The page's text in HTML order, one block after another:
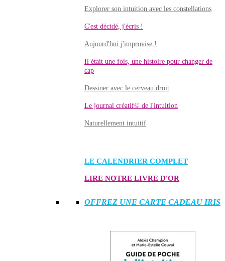
Explorer son intuition avec les constellations
C'est décidé, j'écris !
Aujourd'hui j'improvise !
Il était une fois, une histoire pour changer de
cap
Dessiner avec le cerveau droit
Le journal créatif© de l'intuition
Naturellement intuitif
LE CALENDRIER COMPLET
LIRE NOTRE LIVRE D'OR
OFFREZ UNE CARTE CADEAU IRIS